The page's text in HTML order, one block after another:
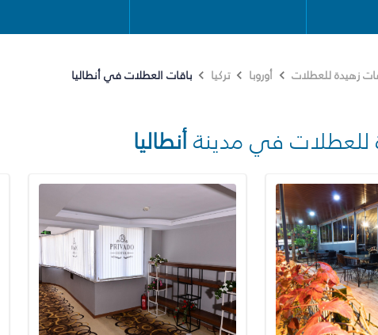
زهيدة للعطلات أوروبا تركيا باقات العطلات في أنطاليا
للعطلات في مدينةأنطاليا